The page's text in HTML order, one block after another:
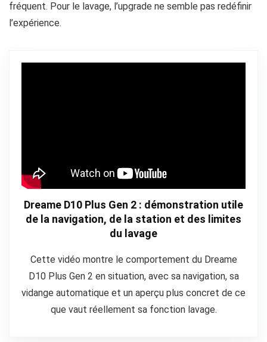
fréquent. Pour le lavage, l’upgrade ne semble pas redéfinir
l’expérience.
Dreame D10 Plus Gen 2 : démonstration utile
de la navigation, de la station et des limites
du lavage
Cette vidéo montre le comportement du Dreame
D10 Plus Gen 2 en situation, avec sa navigation, sa
vidange automatique et un aperçu plus concret de ce
que vaut réellement sa fonction lavage.